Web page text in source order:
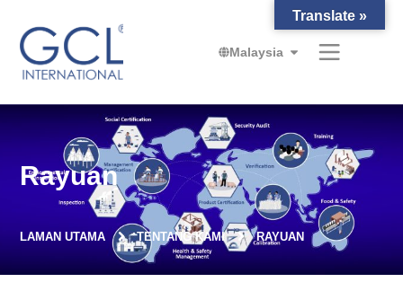
Malaysia
Rayuan
LAMAN UTAMA TENTANG KAMI RAYUAN
Translate »